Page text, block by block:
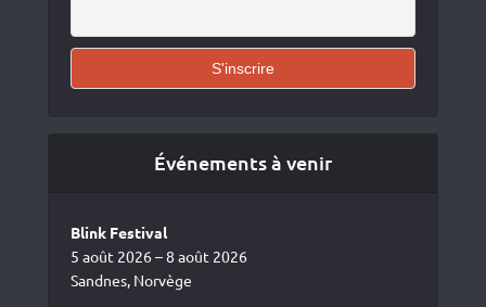
Événements à venir
Blink Festival
5 août 2026 – 8 août 2026
Sandnes, Norvège